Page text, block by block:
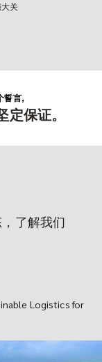
关
誓言,
保证。
了解我们
Logistics for